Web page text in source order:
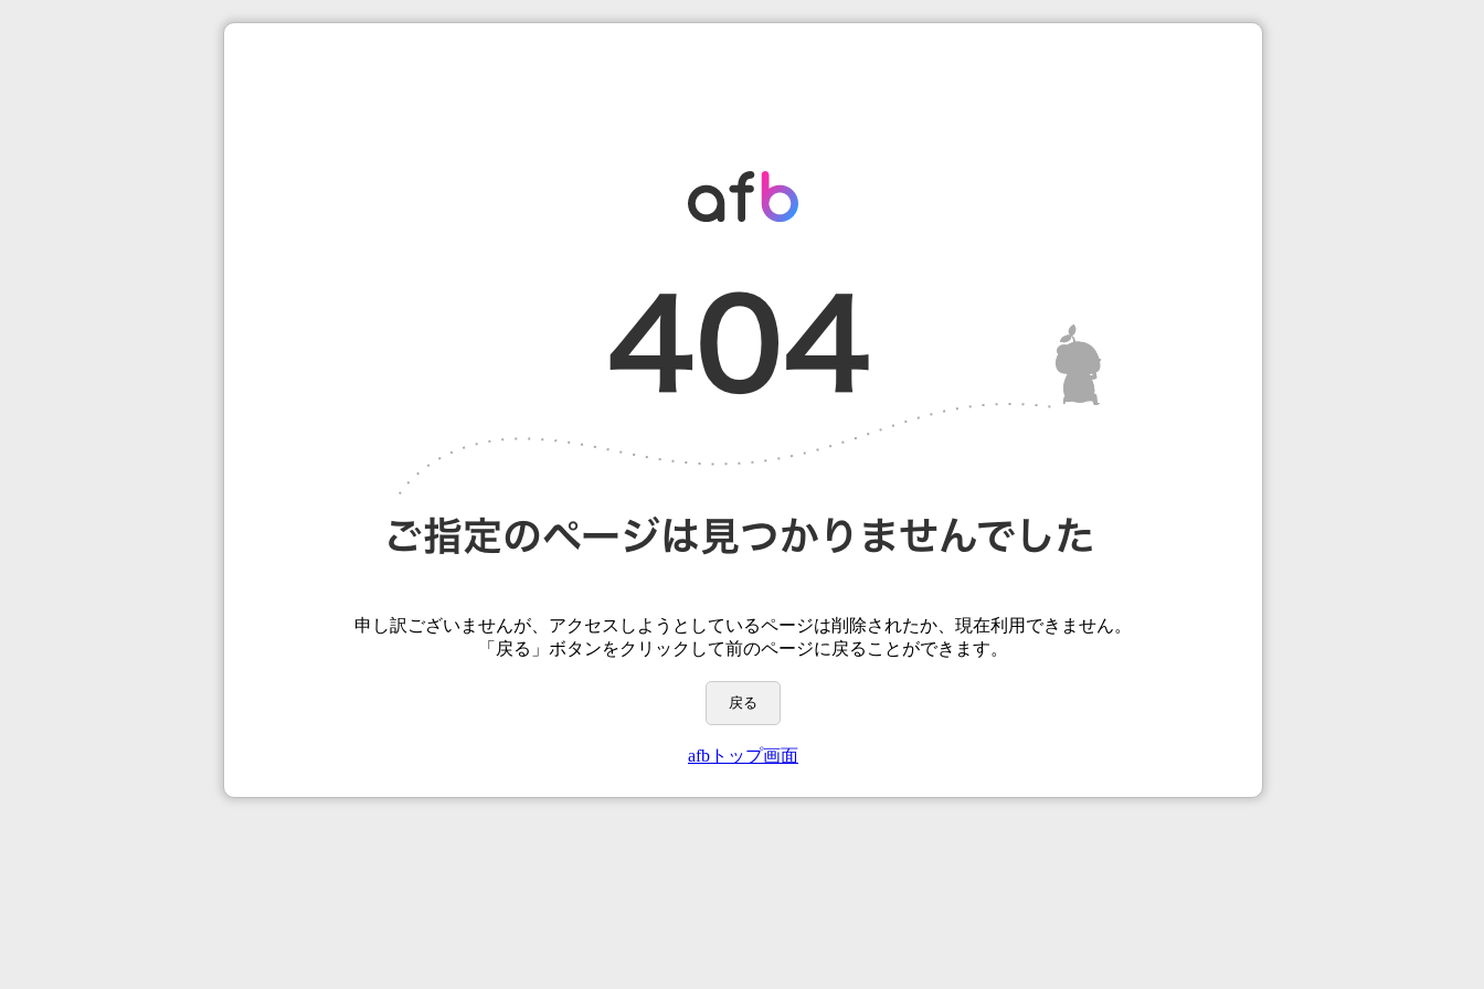
申し訳ございませんが、アクセスしようとしているページは削除されたか、現在利用できません。
「戻る」ボタンをクリックして前のページに戻ることができます。
戻る
afbトップ画面